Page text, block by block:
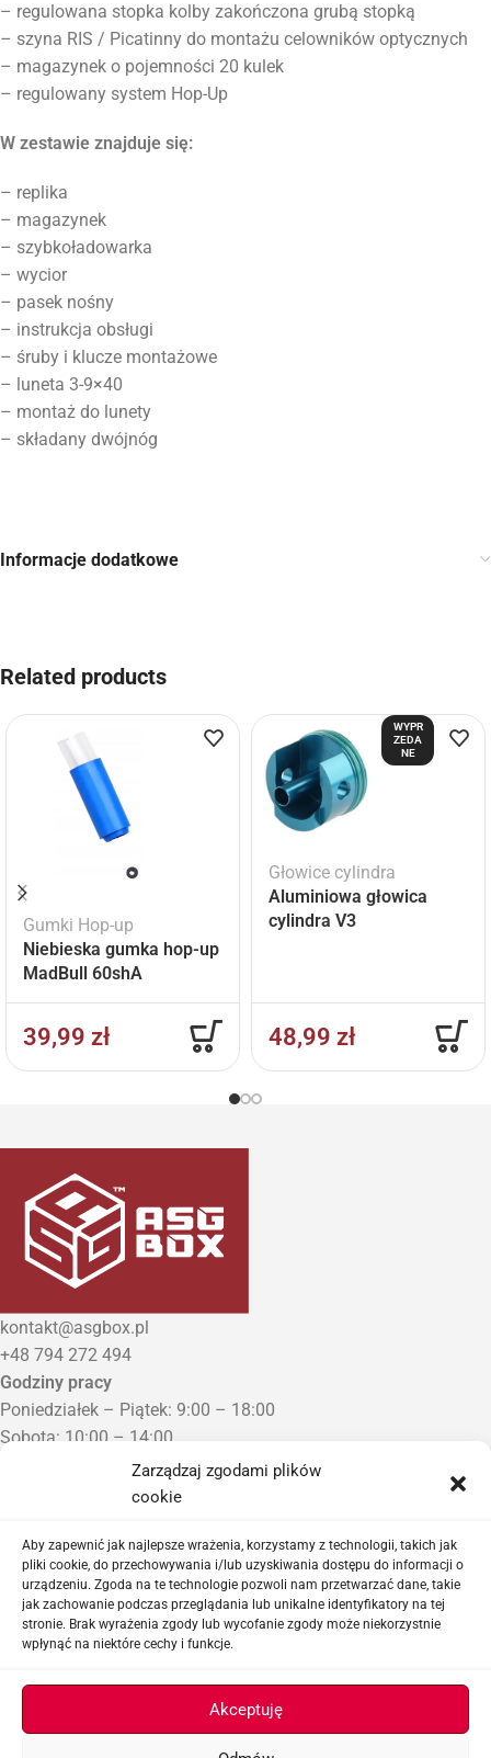
Zarządzaj zgodami plików
cookie
Aby zapewnić jak najlepsze wrażenia, korzystamy z technologii, takich jak
pliki cookie, do przechowywania i/lub uzyskiwania dostępu do informacji o
urządzeniu. Zgoda na te technologie pozwoli nam przetwarzać dane, takie
jak zachowanie podczas przeglądania lub unikalne identyfikatory na tej
stronie. Brak wyrażenia zgody lub wycofanie zgody może niekorzystnie
wpłynąć na niektóre cechy i funkcje.
Akceptuję
– regulowana stopka kolby zakończona grubą stopką
– szyna RIS / Picatinny do montażu celowników optycznych
– magazynek o pojemności 20 kulek
– regulowany system Hop-Up
W zestawie znajduje się:
– replika
– magazynek
– szybkoładowarka
– wycior
– pasek nośny
– instrukcja obsługi
– śruby i klucze montażowe
– luneta 3-9×40
– montaż do lunety
– składany dwójnóg
Informacje dodatkowe
Related products
Gumki Hop-up
Niebieska gumka hop-up
MadBull 60shA
39,99 zł
WYPR
ZEDA
NE
Głowice cylindra
Aluminiowa głowica
cylindra V3
48,99 zł
kontakt@asgbox.pl
+48 794 272 494
Godziny pracy
Poniedziałek – Piątek: 9:00 – 18:00
Sobota: 10:00 – 14:00
Niedziela: Zamknięte
Punkt Odbioru zamówień
Proszę o wcześniejszy kontakt telefoniczny
Sklep airsoftowy i serwis replik ASG